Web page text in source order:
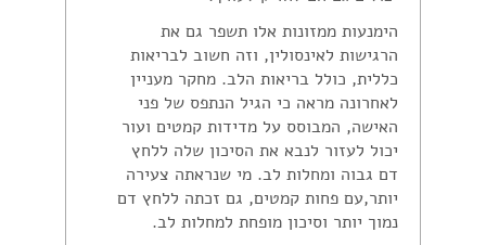
הימנעות ממזונות אלו תשפר גם את
הרגישות לאינסולין, וזה חשוב לבריאות
כללית, כולל בריאות הלב. מחקר מעניין
לאחרונה מראה כי הגיל הנתפס של פני
האישה, המבוסס על מדידות קמטים ועור
יכול לעזור לנבא את הסיכון שלה ללחץ
דם גבוה ומחלות לב. מי שנראתה צעירה
יותר,עם פחות קמטים, גם זכתה ללחץ דם
נמוך יותר וסיכון מופחת למחלות לב.